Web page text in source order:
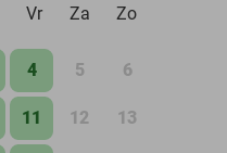
Vr Za Zo
4 5 6
11 12 13